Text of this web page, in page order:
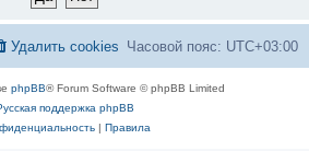
Часовой пояс: UTC+03:00
Удалить cookies
phpBB® Forum Software © phpBB Limited
поддержка phpBB
| Правила